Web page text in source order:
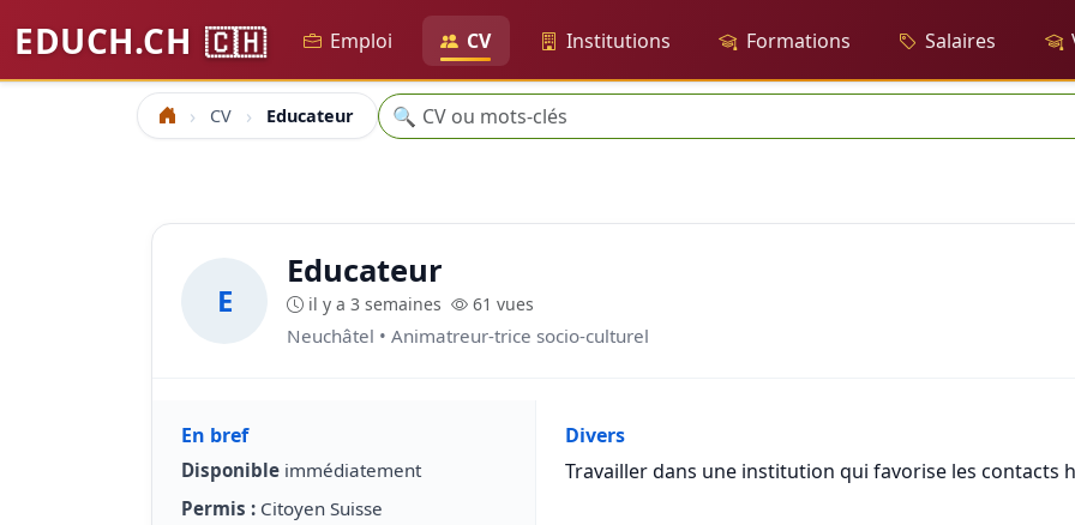
EDUCH.CH 🇨🇭 Emploi CV Institutions Formations Salaires
Accueil CV Educateur Recherche
🔍
E
Educateur
il y a 3 semaines 61 vues
Neuchâtel • Animatreur-trice socio-culturel
En bref
Disponible immédiatement
Permis : Citoyen Suisse
Divers
Travailler dans une institution qui favorise les contacts